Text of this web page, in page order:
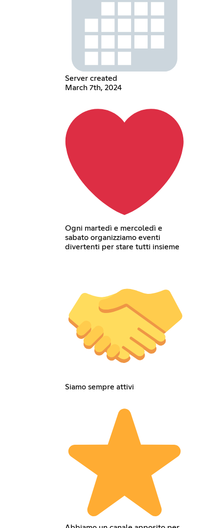
Server created
March 7th, 2024
Ogni martedì e mercoledì e
sabato organizziamo eventi
divertenti per stare tutti insieme
Siamo sempre attivi